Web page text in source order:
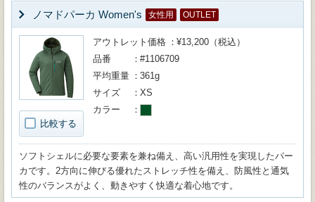
ノマドパーカ Women's 女性用 OUTLET
比較する
アウトレット価格
¥13,200（税込）
品番
#1106709
平均重量
361g
サイズ
XS
カラー
ソフトシェルに必要な要素を兼ね備え、高い汎用性を実現したパー
カです。2方向に伸びる優れたストレッチ性を備え、防風性と通気
性のバランスがよく、動きやすく快適な着心地です。